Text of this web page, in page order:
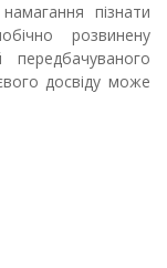
пізнати
розвинену
передбачуваного
досвіду може